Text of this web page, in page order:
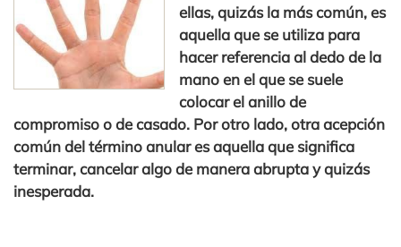
ellas, quizás la más común, es
aquella que se utiliza para
hacer referencia al dedo de la
mano en el que se suele
colocar el anillo de
compromiso o de casado. Por otro lado, otra acepción
común del término anular es aquella que significa
terminar, cancelar algo de manera abrupta y quizás
inesperada.